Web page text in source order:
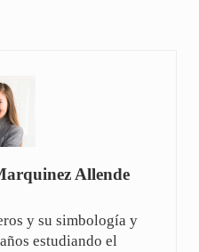
Allende
y su simbología y
estudiando el